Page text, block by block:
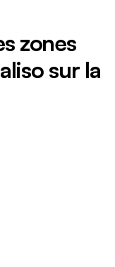
zones
sur la